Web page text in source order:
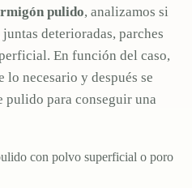
pulido, analizamos si
deterioradas, parches
En función del caso,
lo necesario y después se
pulido para conseguir una
con polvo superficial o poro